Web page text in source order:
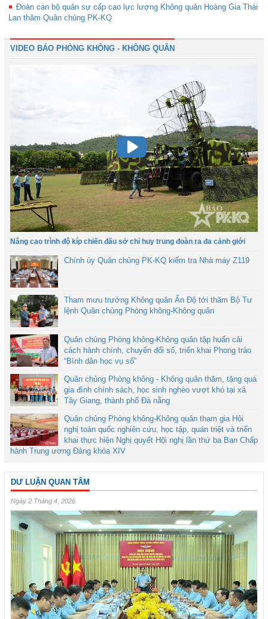
Đoàn cán bộ quân sự cấp cao lực lượng Không quân Hoàng Gia Thái
Lan thăm Quân chủng PK-KQ
VIDEO BÁO PHÒNG KHÔNG - KHÔNG QUÂN
Nâng cao trình độ kíp chiến đấu sở chỉ huy trung đoàn ra đa cảnh giới
Chính ủy Quân chủng PK-KQ kiểm tra Nhà máy Z119
Tham mưu trưởng Không quân Ấn Độ tới thăm Bộ Tư
lệnh Quân chủng Phòng không-Không quân
Quân chủng Phòng không-Không quân tập huấn cải
cách hành chính, chuyển đổi số, triển khai Phong trào
“Bình dân học vụ số”
Quân chủng Phòng không - Không quân thăm, tặng quà
gia đình chính sách, học sinh nghèo vượt khó tại xã
Tây Giang, thành phố Đà nẵng
Quân chủng Phòng không-Không quân tham gia Hội
nghị toàn quốc nghiên cứu, học tập, quán triệt và triển
khai thực hiện Nghị quyết Hội nghị lần thứ ba Ban Chấp
hành Trung ương Đảng khóa XIV
DƯ LUẬN QUAN TÂM
Ngày 2 Tháng 4, 2026